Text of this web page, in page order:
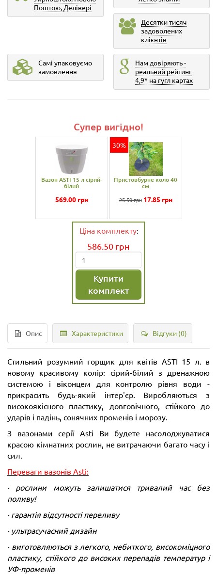
Поштою, Делівері
Десятки тисяч
задоволених
клієнтів
Самі упаковуємо
замовлення
Нам довіряють -
реальний рейтинг
4,9* на гугл картах
Супер вигідно!
Вазон ASTI 15 л сірий-
білий
569.00 грн
30%
Пристовбурне коло 40
см
25.50 грн 17.85 грн
Ціна комплекту:
586.50 грн
Купити
комплект
Опис Характеристики Відгуки (0)
Стильний розумний горщик для квітів ASTI 15 л. в
новому красивому колір: сірий-білий з дренажною
системою і віконцем для контролю рівня води -
прикрасить будь-який інтер'єр. Виробляються з
високоякісного пластику, довговічного, стійкого до
ударів і падінь, сонячних променів і морозу.
З вазонами серії Asti Ви будете насолоджуватися
красою кімнатних рослин, не витрачаючи багато часу і
сил.
Переваги вазонів Asti:
· рослини можуть залишатися тривалий час без
поливу!
· гарантія відсутності переливу
· ультрасучасний дизайн
· виготовляються з легкого, небиткого, високоміцного
пластику, стійкого до високих перепадів температур і
УФ-променів